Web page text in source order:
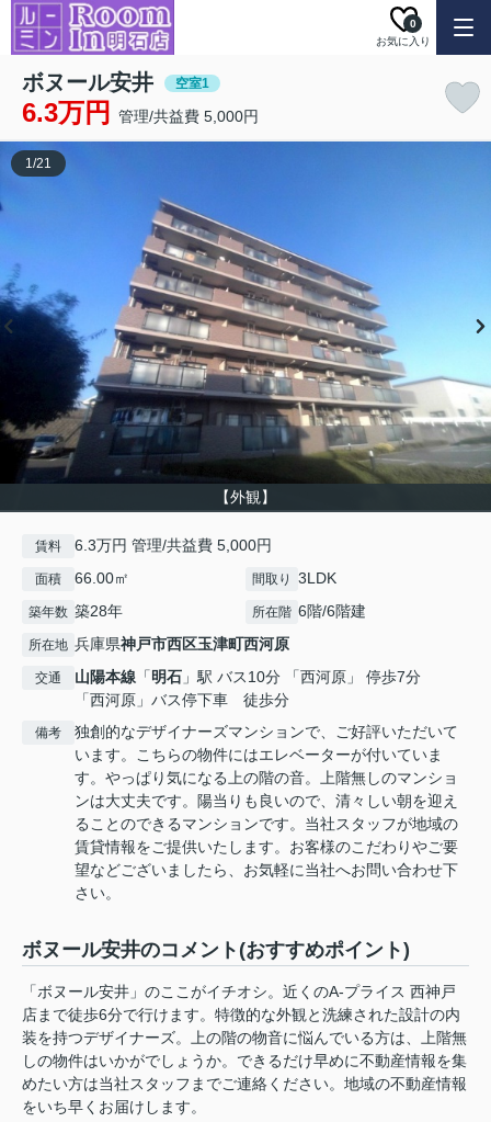
お気に入り
0
ボヌール安井 空室1
6.3万円 管理/共益費 5,000円
【外観】
1/21
賃料 6.3万円 管理/共益費 5,000円
面積 66.00㎡ 間取り 3LDK
築年数 築28年 所在階 6階/6階建
所在地 兵庫県神戸市西区玉津町西河原
交通 山陽本線 「明石 」駅 バス10分 「西河原」 停歩7分
「西河原」バス停下車 徒歩分
備考
独創的なデザイナーズマンションで、ご好評いただいて
います。こちらの物件にはエレベーターが付いていま
す。やっぱり気になる上の階の音。上階無しのマンショ
ンは大丈夫です。陽当りも良いので、清々しい朝を迎え
ることのできるマンションです。当社スタッフが地域の
賃貸情報をご提供いたします。お客様のこだわりやご要
望などございましたら、お気軽に当社へお問い合わせ下
さい。
ボヌール安井のコメント(おすすめポイント)
「ボヌール安井」のここがイチオシ。近くのA-プライス 西神戸
店まで徒歩6分で行けます。特徴的な外観と洗練された設計の内
装を持つデザイナーズ。上の階の物音に悩んでいる方は、上階無
しの物件はいかがでしょうか。できるだけ早めに不動産情報を集
めたい方は当社スタッフまでご連絡ください。地域の不動産情報
をいち早くお届けします。